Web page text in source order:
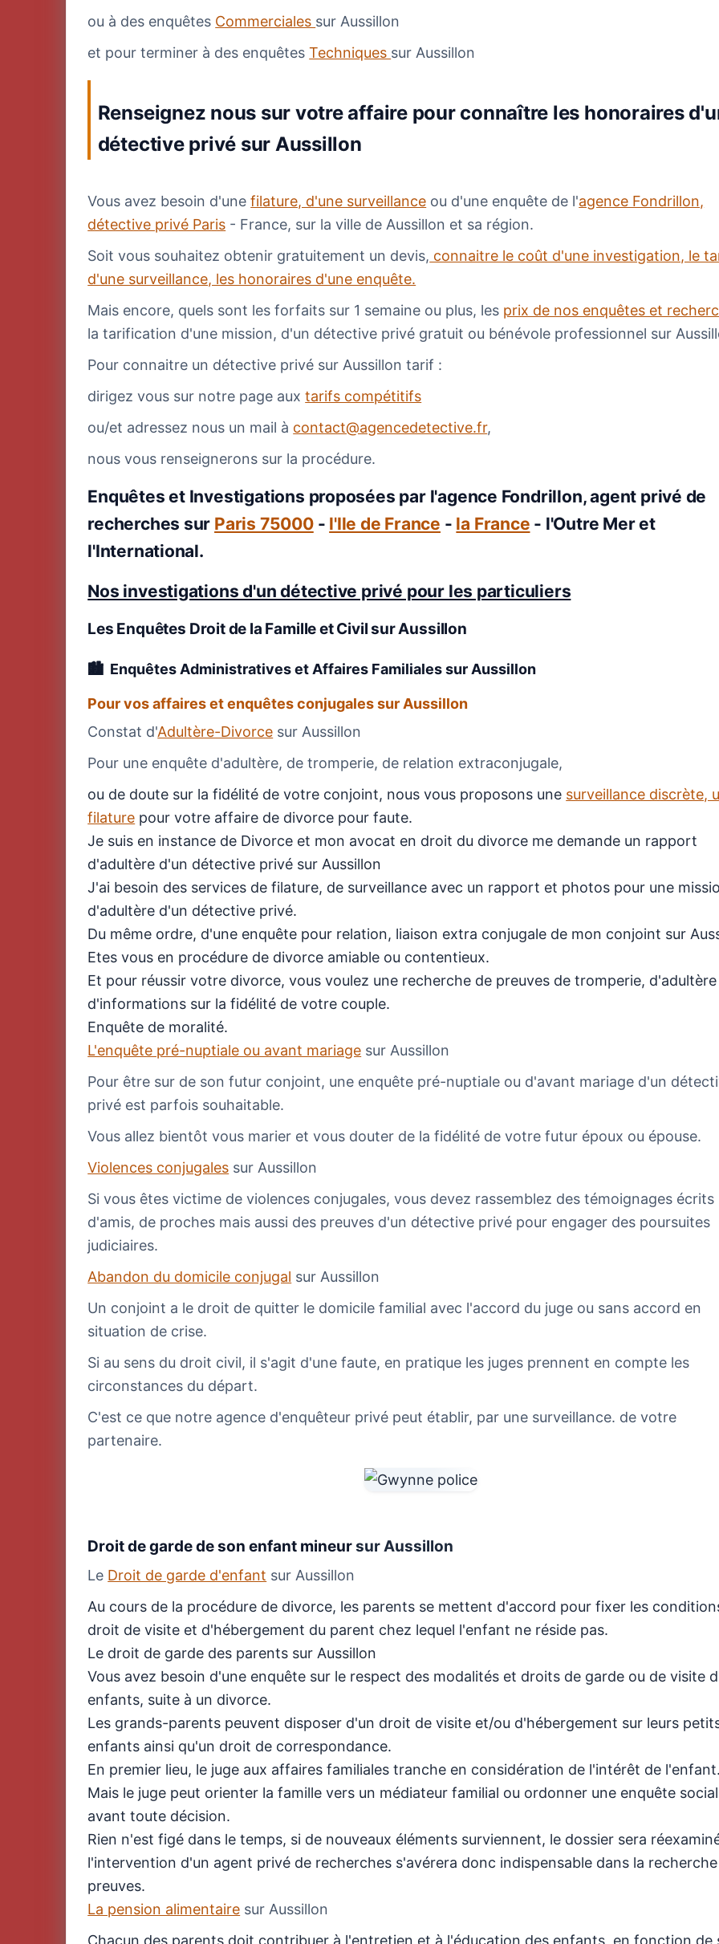
ou à des enquêtes Commerciales sur Aussillon
et pour terminer à des enquêtesTechniques sur Aussillon
Renseignez nous sur votre affaire pour connaître les honoraires
détective privé sur Aussillon
Vous avez besoin d'unefilature, d'une surveillance ou d'une enquête de l'agence Fondrillon,
détective privé Paris - France, sur la ville de Aussillon et sa région.
Soit vous souhaitez obtenir gratuitement un devis, connaitre le coût d'une investigation, le
d'une surveillance, les honoraires d'une enquête.
Mais encore, quels sont les forfaits sur 1 semaine ou plus, les prix de nos enquêtes et
la tarification d'une mission, d'un détective privé gratuit ou bénévole professionnel sur
Pour connaitre un détective privé sur Aussillon tarif :
dirigez vous sur notre page auxtarifs compétitifs
ou/et adressez nous un mail à contact@agencedetective.fr,
nous vous renseignerons sur la procédure.
Enquêtes et Investigations proposées par l'agence Fondrillon, agent privé de
recherches sur Paris 75000- l'Ile de France - la France - l'Outre Mer et
l'International.
Nos investigations d'un détective privé pour les particuliers
Les Enquêtes Droit de la Famille et Civilsur Aussillon
Enquêtes Administratives et Affaires Familialessur Aussillon
Pour vos affaires et enquêtes conjugales sur Aussillon
Constat d'Adultère-Divorce sur Aussillon
Pour une enquête d'adultère, de tromperie, de relation extraconjugale,
ou de doute sur la fidélité de votre conjoint, nous vous proposons une surveillance discrète,
filature pour votre affaire de divorce pour faute.
Je suis en instance de Divorce et mon avocat en droit du divorce me demande un rapport
d'adultère d'un détective privé sur Aussillon
J'ai besoin des services de filature, de surveillance avec un rapport et photos pour une
d'adultère d'un détective privé.
Du même ordre, d'une enquête pour relation, liaison extra conjugale de mon conjoint sur
Etes vous en procédure de divorce amiable ou contentieux.
Et pour réussir votre divorce, vous voulez une recherche de preuves de tromperie,
d'informations sur la fidélité de votre couple.
Enquête de moralité.
L'enquête pré-nuptiale ou avant mariage sur Aussillon
Pour être sur de son futur conjoint, une enquête pré-nuptiale ou d'avant mariage d'un
privé est parfois souhaitable.
Vous allez bientôt vous marier et vous douter de la fidélité de votre futur époux ou épouse.
Violences conjugales sur Aussillon
Si vous êtes victime de violences conjugales, vous devez rassemblez des témoignages écrits
d'amis, de proches mais aussi des preuves d'un détective privé pour engager des poursuites
judiciaires.
Abandon du domicile conjugal sur Aussillon
Un conjoint a le droit de quitter le domicile familial avec l'accord du juge ou sans accord en
situation de crise.
Si au sens du droit civil, il s'agit d'une faute, en pratique les juges prennent en compte les
circonstances du départ.
C'est ce que notre agence d'enquêteur privé peut établir, par une surveillance. de votre
partenaire.
Droit de garde de son enfant mineursur Aussillon
Le Droit de garde d'enfant sur Aussillon
Au cours de la procédure de divorce, les parents se mettent d'accord pour fixer les
droit de visite et d'hébergement du parent chez lequel l'enfant ne réside pas.
Le droit de garde des parents sur Aussillon
Vous avez besoin d'une enquête sur le respect des modalités et droits de garde ou de visite
enfants, suite à un divorce.
Les grands-parents peuvent disposer d'un droit de visite et/ou d'hébergement sur leurs
enfants ainsi qu'un droit de correspondance.
En premier lieu, le juge aux affaires familiales tranche en considération de l'intérêt de
Mais le juge peut orienter la famille vers un médiateur familial ou ordonner une enquête
avant toute décision.
Rien n'est figé dans le temps, si de nouveaux éléments surviennent, le dossier sera
l'intervention d'un agent privé de recherches s'avérera donc indispensable dans la
preuves.
La pension alimentaire sur Aussillon
Chacun des parents doit contribuer à l'entretien et à l'éducation des enfants, en fonction de